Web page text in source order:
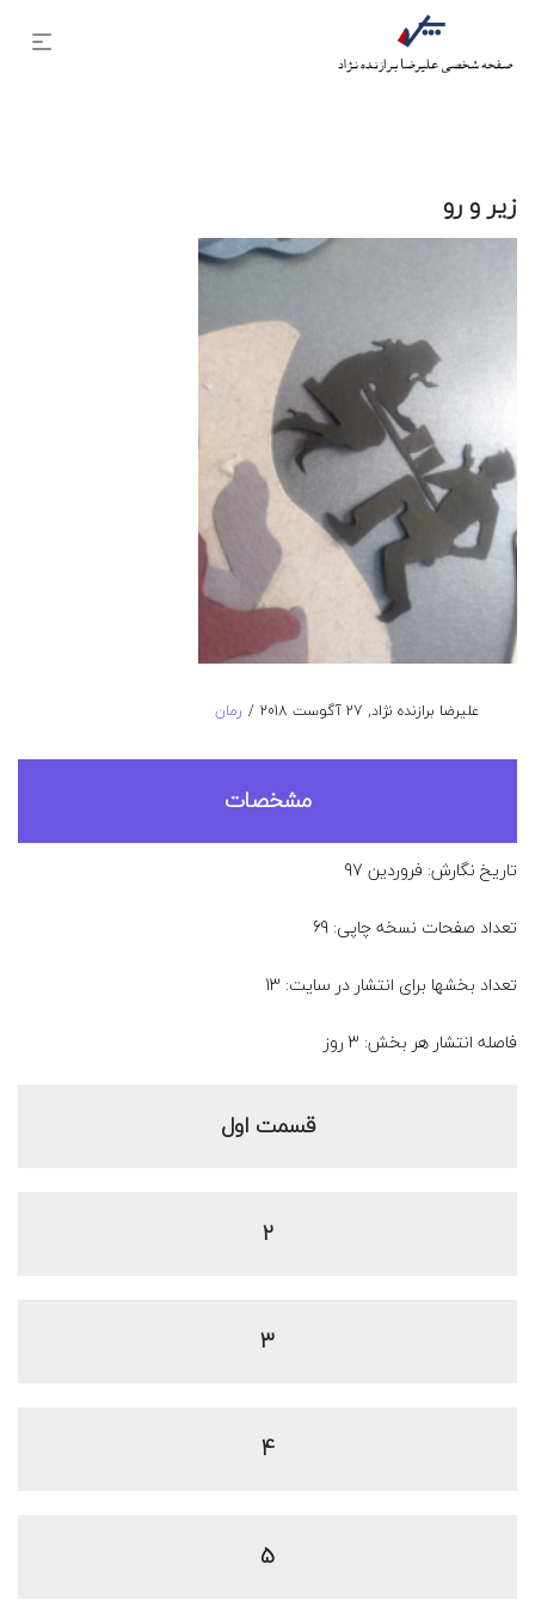
زیر و رو
توسطعلیرضا برازنده نژاد نوشته
در
27 آگوست 2018
ارسال
در
رمان
مشخصات
تاریخ نگارش: فروردین 97
تعداد صفحات نسخه چاپی: 69
تعداد بخشها برای انتشار در سایت: 13
فاصله انتشار هر بخش: 3 روز
قسمت اول
2
3
4
5